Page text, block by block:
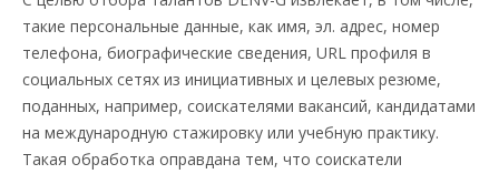
такие персональные данные, как имя, эл. адрес, номер
телефона, биографические сведения, URL профиля в
социальных сетях из инициативных и целевых резюме,
поданных, например, соискателями вакансий, кандидатами
на международную стажировку или учебную практику.
Такая обработка оправдана тем, что соискатели